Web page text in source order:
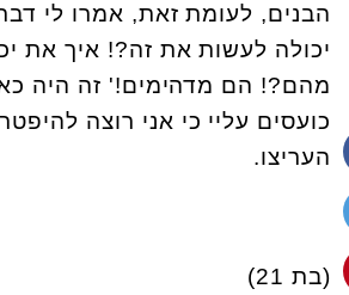
הבנים, לעומת זאת, אמרו לי
יכולה לעשות את זה!? איך את
מהם?! הם מדהימים!' זה היה
כועסים עליי כי אני רוצה
העריצו.
(בת 21)